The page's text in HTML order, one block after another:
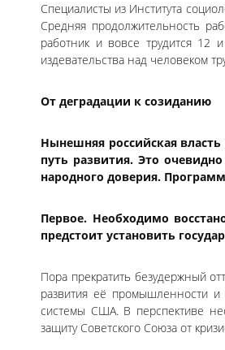
Специалисты из Института
Средняя продолжительность
работник и вовсе трудится 12
издевательства над человеком
От деградации к созиданию
Нынешняя российская
путь развития. Это
народного доверия.
Первое. Необходимо
предстоит установить
Пора прекратить безудержный
развития её промышленности и
системы США. В перспективе
защиту Советского Союза от